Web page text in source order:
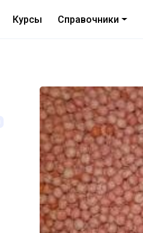
Курсы Справочники